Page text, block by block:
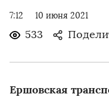
7:12 10 июня 2021
533
Ершовская